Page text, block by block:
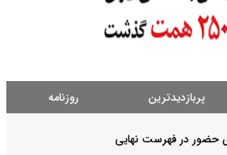
پربازدیدترین روزنامه